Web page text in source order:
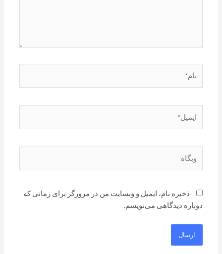
ذخیره نام، ایمیل و وبسایت من در مرورگر برای زمانی که
دوباره دیدگاهی می‌نویسم.